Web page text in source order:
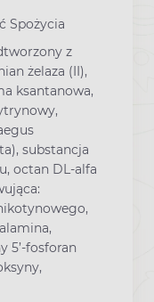
Spożycia
z
żelaza (II),
ksantanowa,
substancja
octan DL-alfa
5’-fosforan